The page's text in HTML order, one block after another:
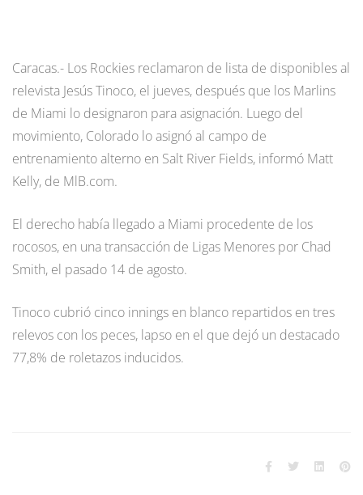
Caracas.- Los Rockies reclamaron de lista de disponibles al
relevista Jesús Tinoco, el jueves, después que los Marlins
de Miami lo designaron para asignación. Luego del
movimiento, Colorado lo asignó al campo de
entrenamiento alterno en Salt River Fields, informó Matt
Kelly, de MlB.com.
El derecho había llegado a Miami procedente de los
rocosos, en una transacción de Ligas Menores por Chad
Smith, el pasado 14 de agosto.
Tinoco cubrió cinco innings en blanco repartidos en tres
relevos con los peces, lapso en el que dejó un destacado
77,8% de roletazos inducidos.